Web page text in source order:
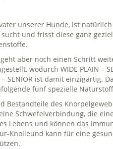
unserer Hunde, ist
und frisst diese ganz
geht aber noch einen Schritt
wodurch WIDE PLAIN –
SENIOR ist damit einzigartig.
fünf spezielle
des
Schwefelverbindung, die
Lebens und können das
Knolleund kann für eine